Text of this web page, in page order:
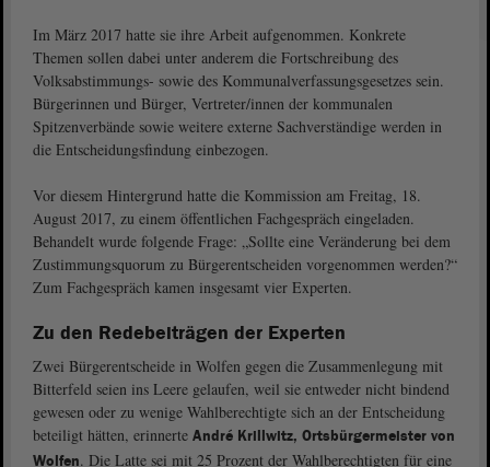
Im März 2017 hatte sie ihre Arbeit aufgenommen. Konkrete
Themen sollen dabei unter anderem die Fortschreibung des
Volksabstimmungs- sowie des Kommunalverfassungsgesetzes sein.
Bürgerinnen und Bürger, Vertreter/innen der kommunalen
Spitzenverbände sowie weitere externe Sachverständige werden in
die Entscheidungsfindung einbezogen.
Vor diesem Hintergrund hatte die Kommission am Freitag, 18.
August 2017, zu einem öffentlichen Fachgespräch eingeladen.
Behandelt wurde folgende Frage: „Sollte eine Veränderung bei dem
Zustimmungsquorum zu Bürgerentscheiden vorgenommen werden?“
Zum Fachgespräch kamen insgesamt vier Experten.
Zu den Redebeiträgen der Experten
Zwei Bürgerentscheide in Wolfen gegen die Zusammenlegung mit
Bitterfeld seien ins Leere gelaufen, weil sie entweder nicht bindend
gewesen oder zu wenige Wahlberechtigte sich an der Entscheidung
beteiligt hätten, erinnerte André Krillwitz, Ortsbürgermeister von
Wolfen. Die Latte sei mit 25 Prozent der Wahlberechtigten für eine